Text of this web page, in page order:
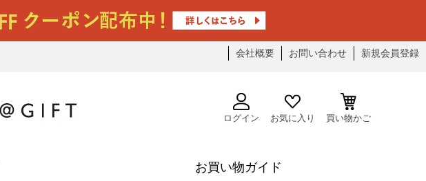
会社概要 お問い合わせ 新規会員登録
ログイン お気に入り 買い物かご
お買い物ガイド